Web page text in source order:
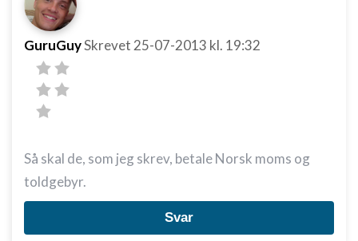
GuruGuySkrevet 25-07-2013 kl. 19:32
Så skal de, som jeg skrev, betale Norsk moms og
toldgebyr.
Svar